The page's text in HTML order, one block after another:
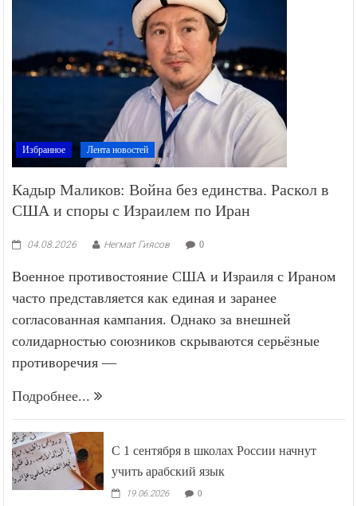
Избранное Лента новостей
Кадыр Маликов: Война без единства. Раскол в
США и споры с Израилем по Иран
04.08.2026 Негмат Гиясов 0
Военное противостояние США и Израиля с Ираном
часто представляется как единая и заранее
согласованная кампания. Однако за внешней
солидарностью союзников скрываются серьёзные
противоречия —
Подробнее...
С 1 сентября в школах России начнут
учить арабский язык
19.06.2026 0